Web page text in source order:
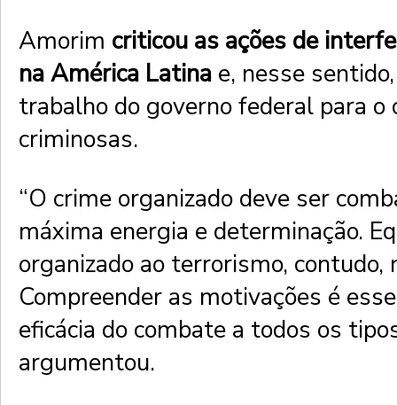
Amorim criticou as ações de
na América Latina e, nesse
trabalho do governo federal para o
criminosas.
“O crime organizado deve ser
máxima energia e determinação.
organizado ao terrorismo, contudo,
Compreender as motivações é
eficácia do combate a todos os
argumentou.